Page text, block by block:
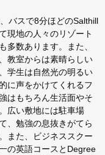
バスで8分ほどのSalthill
現地の人々のリゾート
多数あります。また、
教室からは素晴らしい
学生は自然光の明るい
に声をかけてくれるフ
はもちろん生活面やそ
広い敷地には駐車場
、勉強の息抜きがてら
また、ビジネススクー
の英語コースとDegree